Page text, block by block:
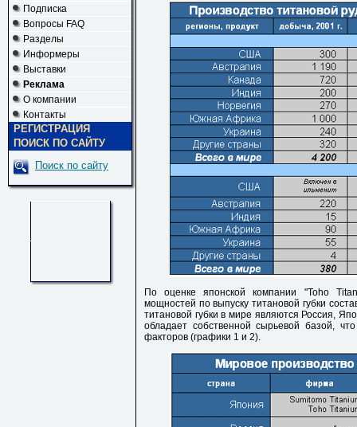
Подписка
Вопросы FAQ
Разделы
Информеры
Выставки
Реклама
О компании
Контакты
РЕГИСТРАЦИЯ
ПОИСК ПО САЙТУ
Поиск по сайту
По оценке японской компании "Toho
мощностей по выпуску титановой губки
титановой губки в мире являются Россия,
обладает собственной сырьевой базой,
факторов (графики 1 и 2).